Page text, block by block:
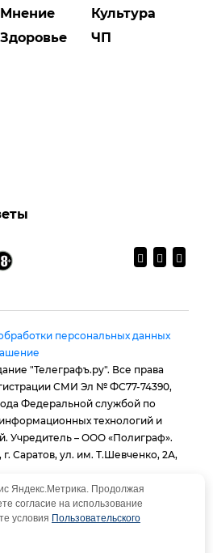
Мнение
Здоровье
Культура
ЧП
персональных данных
"Телеграфъ.ру". Все права
СМИ Эл № ФС77-74390,
Федеральной службой по
технологий и
Учредитель – ООО «Полиграф».
Саратов, ул. им. Т.Шевченко, 2А,
Голубева Е. В.
сайта - гиперссылка
Яндекс.Метрика. Продолжая
согласие на использование
условия Пользовательского